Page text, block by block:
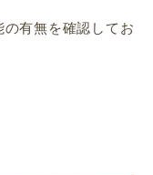
有無を確認してお